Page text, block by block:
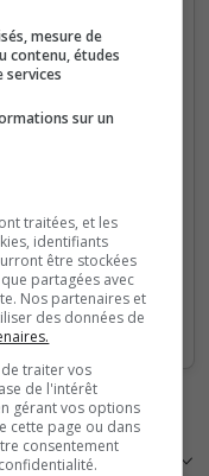
May Jun Jul Aug
mesure de
contenu, études
services
sur un
traitées, et les
identifiants
être stockées
partagées avec
Nos partenaires et
des données de
traiter vos
de l'intérêt
gérant vos options
cette page ou dans
consentement